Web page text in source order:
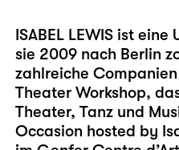
ISABEL LEWIS ist
sie 2009 nach Berlin
zahlreiche
Theater Workshop,
Theater, Tanz und
Occasion hosted by